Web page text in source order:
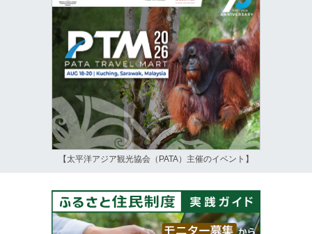
【太平洋アジア観光協会（PATA）主催のイベント】